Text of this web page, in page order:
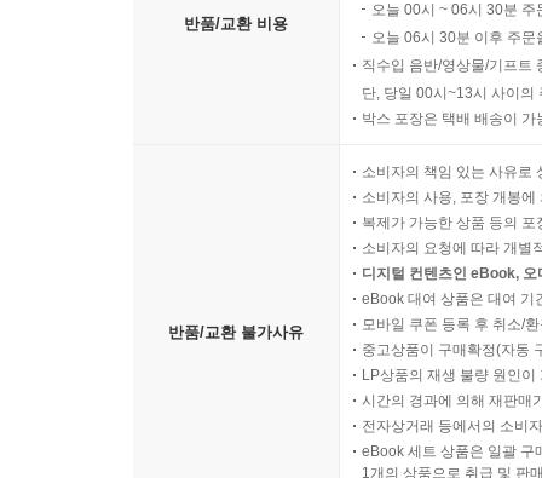
반품/교환 비용
오늘 00시 ~ 06시 30분
오늘 06시 30분 이후 주
직수입 음반/영상물/기프트
단, 당일 00시~13시 사이의
박스 포장은 택배 배송이
반품/교환 불가사유
소비자의 책임 있는 사유로
소비자의 사용, 포장 개봉
복제가 가능한 상품 등의
소비자의 요청에 따라 개별
디지털 컨텐츠인 eBook,
eBook 대여 상품은 대여 기
모바일 쿠폰 등록 후 취소/
중고상품이 구매확정(자동
LP상품의 재생 불량 원인
시간의 경과에 의해 재판매
전자상거래 등에서의 소비
eBook 세트 상품은 일괄 구
1개의 상품으로 취급 및 판